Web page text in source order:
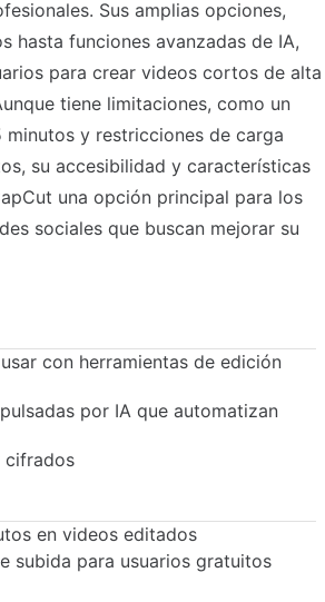
Sus amplias opciones,
hasta funciones avanzadas de IA,
para crear videos cortos de alta
tiene limitaciones, como un
minutos y restricciones de carga
su accesibilidad y características
una opción principal para los
sociales que buscan mejorar su
con herramientas de edición
por IA que automatizan
cifrados
en videos editados
subida para usuarios gratuitos